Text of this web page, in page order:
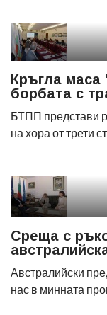
Кръгла маса
борбата с
БТПП представи
на хора от трети
Среща с
Австралийски
нас в минната